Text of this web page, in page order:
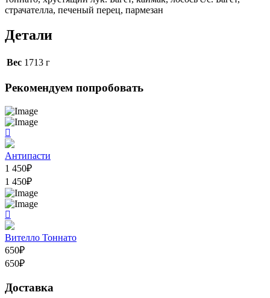
страчателла, печеный перец, пармезан
Детали
Вес 1713 г
Рекомендуем попробовать
Антипасти
1 450₽
1 450₽
Вителло Тоннато
650₽
650₽
Доставка